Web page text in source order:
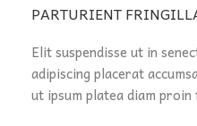
PARTURIENT
Elit suspendisse ut in
adipiscing placerat
ut ipsum platea diam proin